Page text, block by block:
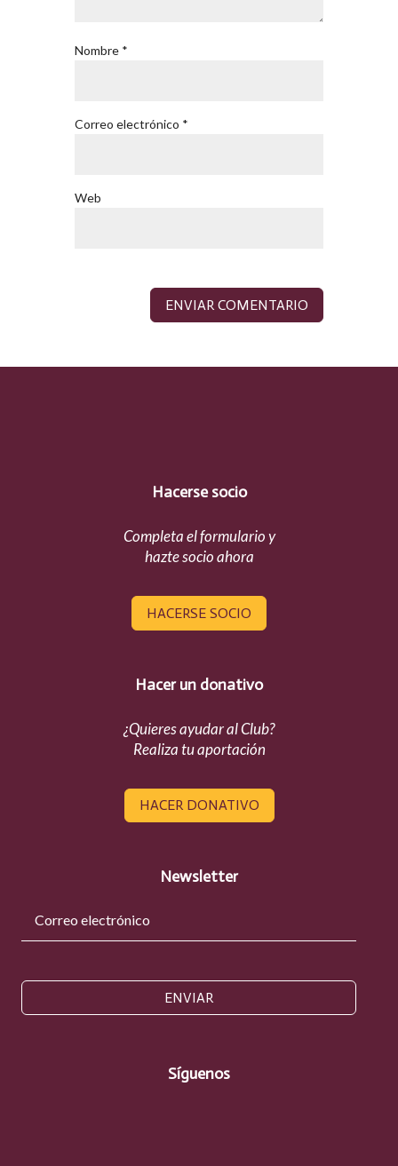
Nombre *
Correo electrónico *
Web
Hacerse socio
Completa el formulario y
hazte socio ahora
HACERSE SOCIO
Hacer un donativo
¿Quieres ayudar al Club?
Realiza tu aportación
HACER DONATIVO
Newsletter
ENVIAR
Síguenos